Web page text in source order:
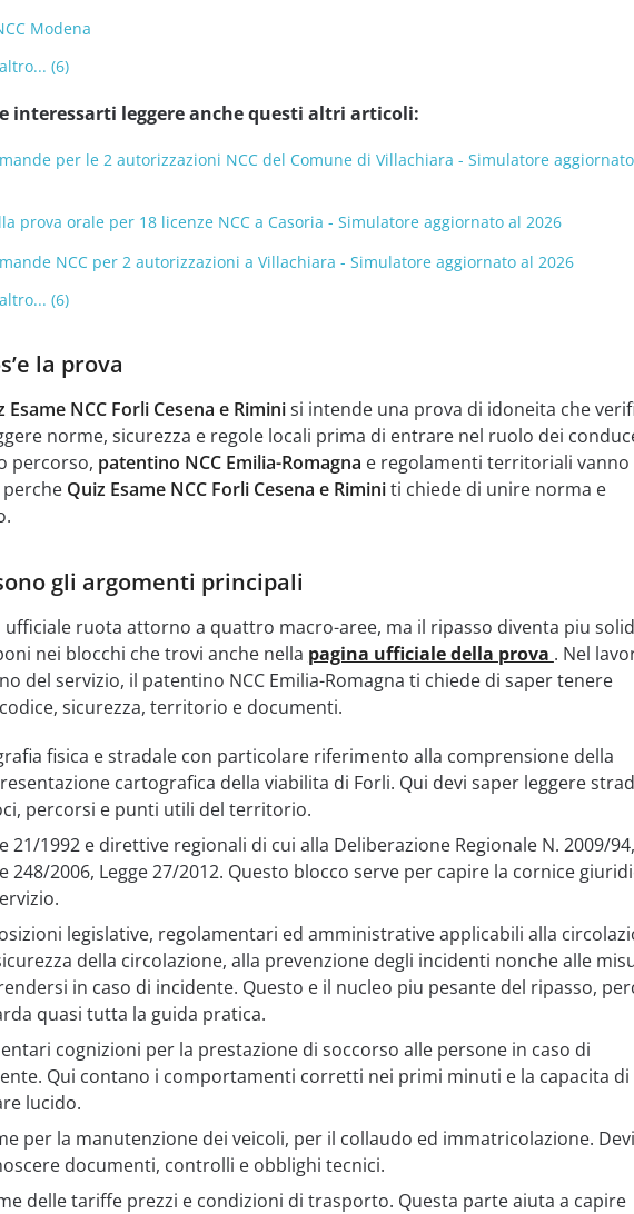
Modena
(6)
interessarti leggere anche questi altri articoli:
per le 2 autorizzazioni NCC del Comune di Villachiara - Simulatore
prova orale per 18 licenze NCC a Casoria - Simulatore aggiornato al 2026
NCC per 2 autorizzazioni a Villachiara - Simulatore aggiornato al 2026
(6)
la prova
Esame NCC Forli Cesena e Riminisi intende una prova di idoneita che
norme, sicurezza e regole locali prima di entrare nel ruolo dei
percorso, patentino NCC Emilia-Romagna e regolamenti territoriali
Quiz Esame NCC Forli Cesena e Riminiti chiede di unire norma e
gli argomenti principali
ufficiale ruota attorno a quattro macro-aree, ma il ripasso diventa piu
nei blocchi che trovi anche nella pagina ufficiale della prova . Nel
del servizio, il patentino NCC Emilia-Romagna ti chiede di saper tenere
sicurezza, territorio e documenti.
fisica e stradale con particolare riferimento alla comprensione della
cartografica della viabilita di Forli. Qui devi saper leggere
percorsi e punti utili del territorio.
21/1992 e direttive regionali di cui alla Deliberazione Regionale N. 2009/94,
248/2006, Legge 27/2012. Questo blocco serve per capire la cornice
legislative, regolamentari ed amministrative applicabili alla
della circolazione, alla prevenzione degli incidenti nonche alle
in caso di incidente. Questo e il nucleo piu pesante del ripasso,
quasi tutta la guida pratica.
cognizioni per la prestazione di soccorso alle persone in caso di
Qui contano i comportamenti corretti nei primi minuti e la capacita di
lucido.
per la manutenzione dei veicoli, per il collaudo ed immatricolazione. Devi
documenti, controlli e obblighi tecnici.
delle tariffe prezzi e condizioni di trasporto. Questa parte aiuta a capire